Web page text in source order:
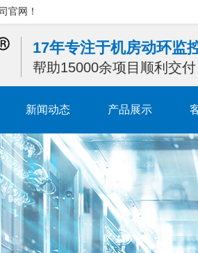
官网！
17年专注于机房动环监
帮助15000余项目顺利交付
新闻动态 产品展示